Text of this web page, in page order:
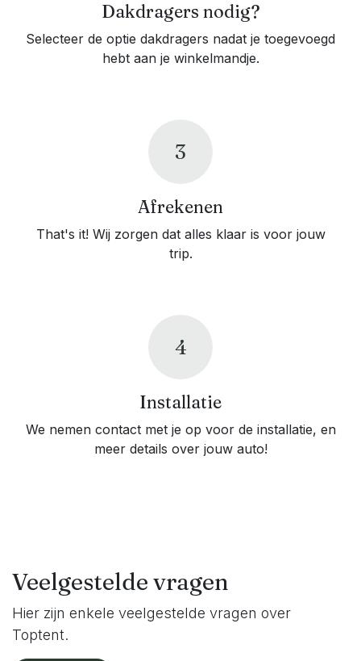
Dakdragers nodig?
Selecteer de optie dakdragers nadat je toegevoegd
hebt aan je winkelmandje.
3
Afrekenen
That's it! Wij zorgen dat alles klaar is voor jouw
trip.
4
Installatie
We nemen contact met je op voor de installatie, en
meer details over jouw auto!
Veelgestelde vragen
Hier zijn enkele veelgestelde vragen over
Toptent.